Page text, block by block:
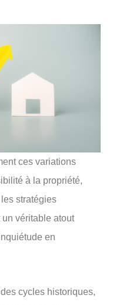
ces variations
à la propriété,
stratégies
véritable atout
en
cycles historiques,